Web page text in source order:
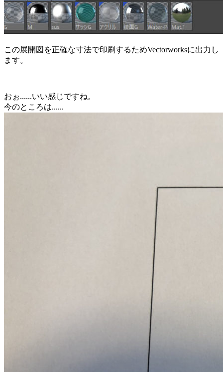
この展開図を正確な寸法で印刷するためVectorworksに出力し
ます。
おぉ......いい感じですね。
今のところは......